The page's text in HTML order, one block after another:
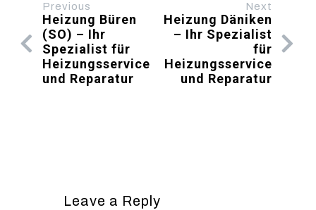
Previous
Heizung Büren
(SO) – Ihr
Spezialist für
Heizungsservice
und Reparatur
Next
Heizung Däniken
– Ihr Spezialist
für
Heizungsservice
und Reparatur
Leave a Reply